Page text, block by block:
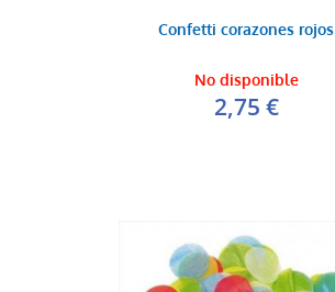
Confetti corazones rojos
No disponible
2,75 €